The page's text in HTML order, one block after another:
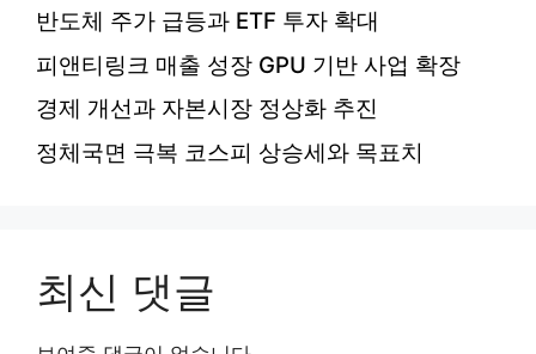
반도체 주가 급등과 ETF 투자 확대
피앤티링크 매출 성장 GPU 기반 사업 확장
경제 개선과 자본시장 정상화 추진
정체국면 극복 코스피 상승세와 목표치
최신 댓글